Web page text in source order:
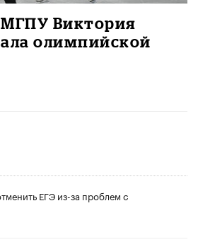
Виктория
олимпийской
ЕГЭ из-за проблем с